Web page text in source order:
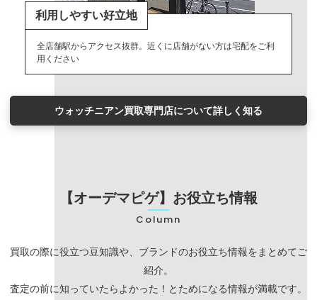
利用しやすい好立地
全店舗駅からアクセス抜群。近くに店舗がない方は宅配をご利
用ください
ウォッチニアン買取専門店について詳しく知る
【オーデマピゲ】お役立ち情報
Column
買取の際に役立つ豆知識や、ブランドのお役立ち情報をまとめてご
紹介。
査定の前に知っていたらよかった！とためになる情報が満載です。